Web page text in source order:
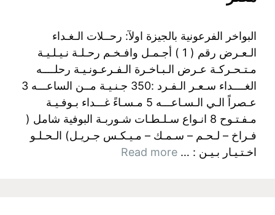
البواخر الفرعونية بالجيزة اولآ: رحــلات الـغـداء
الـعـرض رقم ( 1 ) أجـمـل وافـخـم رحـلـة نـيـلـيـة
مـتـحـركـة عـرض الـبـاخـرة الـفـرعـونـيـة رحلــــه
الغــــداء سـعـر الـفـرد :350 جـنـيـة مــن الساعـــه 3
عـصراً الـي الـسـاعـــه 5 مـسـاءً غـــداء بـوفـيـة
مـفـتـوح 8 انـواع سـلـطـات شـوربـة البوفية شامل (
فـراخ – لـحـم – سـمـك – مـيـكـس جـريـل) الـحـلـو
اخـتـيـار بـيـن : … Read more